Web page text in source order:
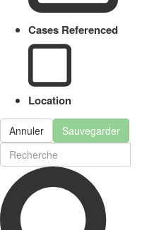
Cases Referenced
Location
Annuler Sauvegarder